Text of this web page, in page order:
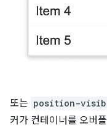
또는 position-
커가 컨테이너를 오버